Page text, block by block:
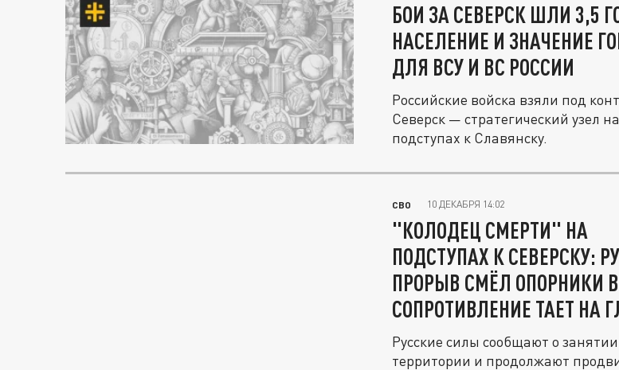
БОИ ЗА СЕВЕРСК ШЛИ 3,5
НАСЕЛЕНИЕ И ЗНАЧЕНИЕ
ДЛЯ ВСУ И ВС РОССИИ
Российские войска взяли под
Северск — стратегический узел на
подступах к Славянску.
СВО 10 ДЕКАБРЯ 14:02
"КОЛОДЕЦ СМЕРТИ" НА
ПОДСТУПАХ К СЕВЕРСКУ:
ПРОРЫВ СМЁЛ ОПОРНИКИ
СОПРОТИВЛЕНИЕ ТАЕТ НА
Русские силы сообщают о занятии
территории и продолжают